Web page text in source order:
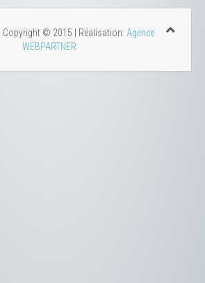
Copyright © 2015 | Réalisation: Agence
WEBPARTNER